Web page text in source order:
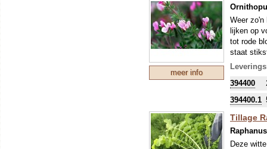
meer info
Weer zo'n
lijken op
tot rode
staat
komt
Groeit
Om uw
zo'n
sommige
394400
394400.1
Tillage
Deze